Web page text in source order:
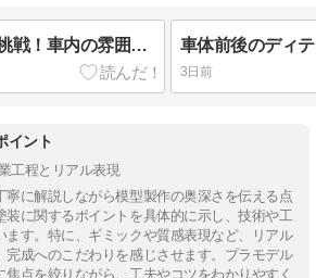
細かなシート組立に挑戦！車内の雰囲気が見えてきました
3日前
イント
工程とリアル表現
寧に解説しながら模型製作の奥深さを伝える点
装に関するポイントを具体的に示し、技術や工
ます。特に、ギミックや質感表現など、リアル
完成へのこだわりを感じさせます。プラモデル
点を絞りながら、工夫やコツをわかりやすく